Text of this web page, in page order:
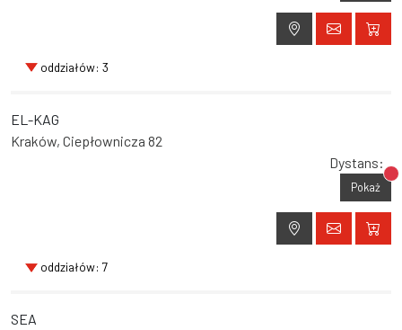
oddziałów: 3
EL-KAG
Kraków, Ciepłownicza 82
Dystans:
Pokaż
oddziałów: 7
SEA